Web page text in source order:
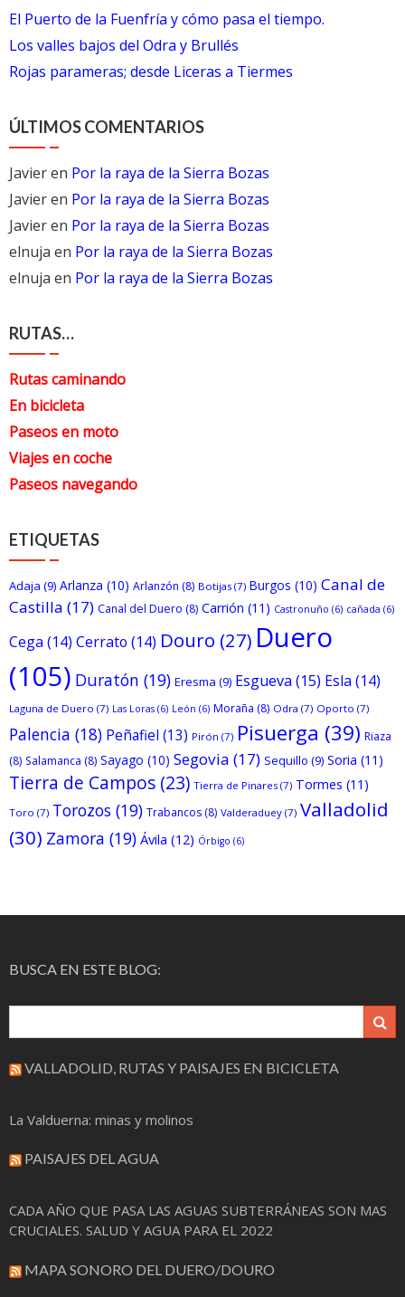
El Puerto de la Fuenfría y cómo pasa el tiempo.
Los valles bajos del Odra y Brullés
Rojas parameras; desde Liceras a Tiermes
ÚLTIMOS COMENTARIOS
Javieren Por la raya de la Sierra Bozas
Javieren Por la raya de la Sierra Bozas
Javieren Por la raya de la Sierra Bozas
elnuja en Por la raya de la Sierra Bozas
elnuja en Por la raya de la Sierra Bozas
RUTAS…
Rutas caminando
En bicicleta
Paseos en moto
Viajes en coche
Paseos navegando
ETIQUETAS
Adaja (9) Arlanza (10) Arlanzón (8) Botijas (7) Burgos (10) Canal de
Castilla (17) Canal del Duero (8) Carrión (11) Castronuño (6) cañada (6)
Cega (14) Cerrato (14) Douro (27) Duero
(105) Duratón (19) Eresma (9) Esgueva (15) Esla (14)
Laguna de Duero (7) Las Loras (6) León (6) Moraña (8) Odra (7) Oporto (7)
Palencia (18) Peñafiel (13) Pirón (7) Pisuerga (39) Riaza
(8) Salamanca (8) Sayago (10) Segovia (17) Sequillo (9) Soria (11)
Tierra de Campos (23) Tierra de Pinares (7) Tormes (11)
Toro (7) Torozos (19) Trabancos (8) Valderaduey (7) Valladolid
(30) Zamora (19) Ávila (12) Órbigo (6)
BUSCA EN ESTE BLOG:
VALLADOLID, RUTAS Y PAISAJES EN BICICLETA
La Valduerna: minas y molinos
PAISAJES DEL AGUA
CADA AÑO QUE PASA LAS AGUAS SUBTERRÁNEAS SON MAS
CRUCIALES. SALUD Y AGUA PARA EL 2022
MAPA SONORO DEL DUERO/DOURO